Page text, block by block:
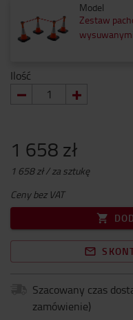
Model
Zestaw
Ilość
1 658 zł
1 658 zł / za sztukę
Ceny bez VAT
Szacowany czas
zamówienie)